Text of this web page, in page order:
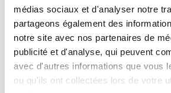
médias sociaux et d'analyser notre
partageons également des
notre site avec nos partenaires de
publicité et d'analyse, qui peuvent
avec d'autres informations que vous
ou qu'ils ont collectées lors de votre
· gid
But : Enregistrer un identifiant
générer des données statistiques
visiteur utilise le site internet.